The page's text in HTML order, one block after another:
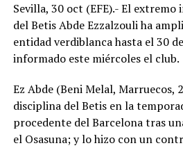
Sevilla, 30 oct (EFE).- El
del Betis Abde Ezzalzouli ha
entidad verdiblanca hasta el 30
informado este miércoles el club.
Ez Abde (Beni Melal, Marruecos,
disciplina del Betis en la
procedente del Barcelona tras
el Osasuna; y lo hizo con un